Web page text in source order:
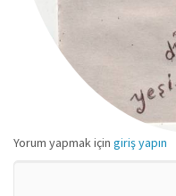
Yorum yapmak için giriş yapın